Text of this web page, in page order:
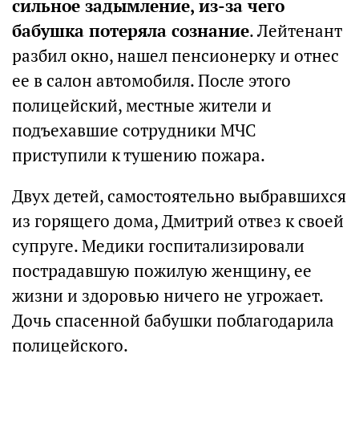
сильное задымление, из-за чего
бабушка потеряла сознание. Лейтенант
разбил окно, нашел пенсионерку и отнес
ее в салон автомобиля. После этого
полицейский, местные жители и
подъехавшие сотрудники МЧС
приступили к тушению пожара.
Двух детей, самостоятельно выбравшихся
из горящего дома, Дмитрий отвез к своей
супруге. Медики госпитализировали
пострадавшую пожилую женщину, ее
жизни и здоровью ничего не угрожает.
Дочь спасенной бабушки поблагодарила
полицейского.